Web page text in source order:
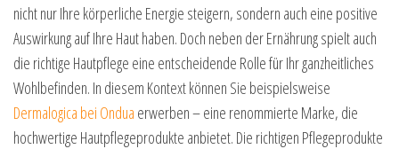
nicht nur Ihre körperliche Energie steigern, sondern auch eine positive
Auswirkung auf Ihre Haut haben. Doch neben der Ernährung spielt auch
die richtige Hautpflege eine entscheidende Rolle für Ihr ganzheitliches
Wohlbefinden. In diesem Kontext können Sie beispielsweise
Dermalogica bei Ondua erwerben – eine renommierte Marke, die
hochwertige Hautpflegeprodukte anbietet. Die richtigen Pflegeprodukte